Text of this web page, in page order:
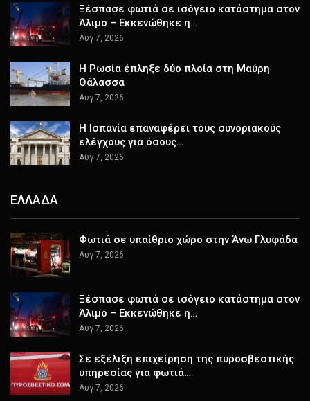
Ξέσπασε φωτιά σε ισόγειο κατάστημα στον
Άλιμο – Εκκενώθηκε η…
Αυγ 7, 2026
Η Ρωσία έπληξε δύο πλοία στη Μαύρη
Θάλασσα
Αυγ 7, 2026
H Ισπανία επαναφέρει τους συνοριακούς
ελέγχους για όσους…
Αυγ 7, 2026
ΕΛΛΑΔΑ
Φωτιά σε υπαίθριο χώρο στην Άνω Γλυφάδα
Αυγ 7, 2026
Ξέσπασε φωτιά σε ισόγειο κατάστημα στον
Άλιμο – Εκκενώθηκε η…
Αυγ 7, 2026
Σε εξέλιξη επιχείρηση της πυροσβεστικής
υπηρεσίας για φωτιά…
Αυγ 7, 2026